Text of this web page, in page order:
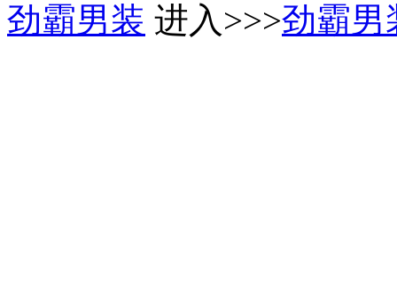
劲霸男装 进入>>>劲霸男